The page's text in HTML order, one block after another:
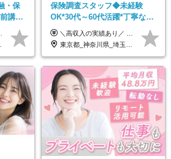
・保
講習
査は
保険調査スタッフ◆未経験
OK*30代～60代活躍*丁寧な講
習・サポートあり*原則直行直
帰／全国募集・業務委託
＼高収入の実績あり／ なかには年収1000万円を超えるスペシャリストもいらっしゃいます！ 【完全出来高報酬制】 ★仕事に慣れるまで収入をサポート 1か月目：報酬が通常の2倍 2か月目：報酬が通常の1.5倍 ※災害に関する業務については、収入サポートの対象外 ※試用期間はありません ＊＊＊業務報酬の例＊＊＊ ・事故原因調査（4箇所確認）…1万5000円～ ・有無責／不正請求疑義調査（自動車案件）…2万円～ ・医療調査（1箇所確認）…1万7000円～ ・書類取付（1箇所訪問）…3000円～ ※上記は目安になります ※実際の報酬は業務報酬に応じた個々のスキル・実績を加味したものになります
東京都_神奈川県_埼玉県_千葉県_大阪府_愛知県_北海道_青森県_岩手県_宮城県_秋田県_山形県_福島県_茨城県_栃木県_群馬県_新潟県_山梨県_長野県_富山県_石川県_福井県_静岡県_岐阜県_三重県_兵庫県_京都府_滋賀県_奈良県_和歌山県_広島県_岡山県_鳥取県_島根県_山口県_徳島県_香川県_愛媛県_高知県_福岡県_熊本県_佐賀県_長崎県_大分県_宮崎県_鹿児島県_沖縄県